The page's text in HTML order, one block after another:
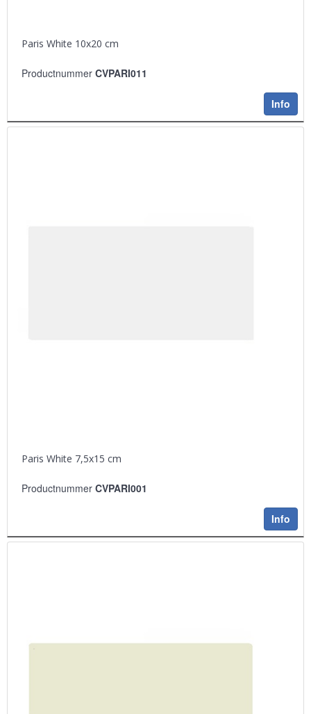
Paris White 10x20 cm
Productnummer CVPARI011
Info
Paris White 7,5x15 cm
Productnummer CVPARI001
Info